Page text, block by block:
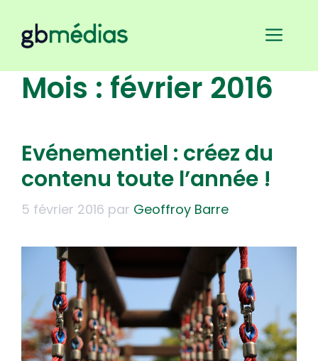
contenu
Mois : février 2016
Evénementiel : créez du
contenu toute l’année !
5 février 2016 par Geoffroy Barre